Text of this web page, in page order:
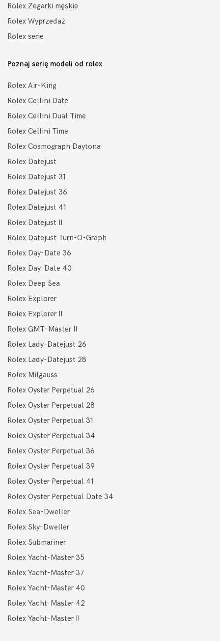
Rolex Zegarki męskie
Rolex Wyprzedaż
Rolex serie
Poznaj serię modeli od rolex
Rolex Air-King
Rolex Cellini Date
Rolex Cellini Dual Time
Rolex Cellini Time
Rolex Cosmograph Daytona
Rolex Datejust
Rolex Datejust 31
Rolex Datejust 36
Rolex Datejust 41
Rolex Datejust II
Rolex Datejust Turn-O-Graph
Rolex Day-Date 36
Rolex Day-Date 40
Rolex Deep Sea
Rolex Explorer
Rolex Explorer II
Rolex GMT-Master II
Rolex Lady-Datejust 26
Rolex Lady-Datejust 28
Rolex Milgauss
Rolex Oyster Perpetual 26
Rolex Oyster Perpetual 28
Rolex Oyster Perpetual 31
Rolex Oyster Perpetual 34
Rolex Oyster Perpetual 36
Rolex Oyster Perpetual 39
Rolex Oyster Perpetual 41
Rolex Oyster Perpetual Date 34
Rolex Sea-Dweller
Rolex Sky-Dweller
Rolex Submariner
Rolex Yacht-Master 35
Rolex Yacht-Master 37
Rolex Yacht-Master 40
Rolex Yacht-Master 42
Rolex Yacht-Master II